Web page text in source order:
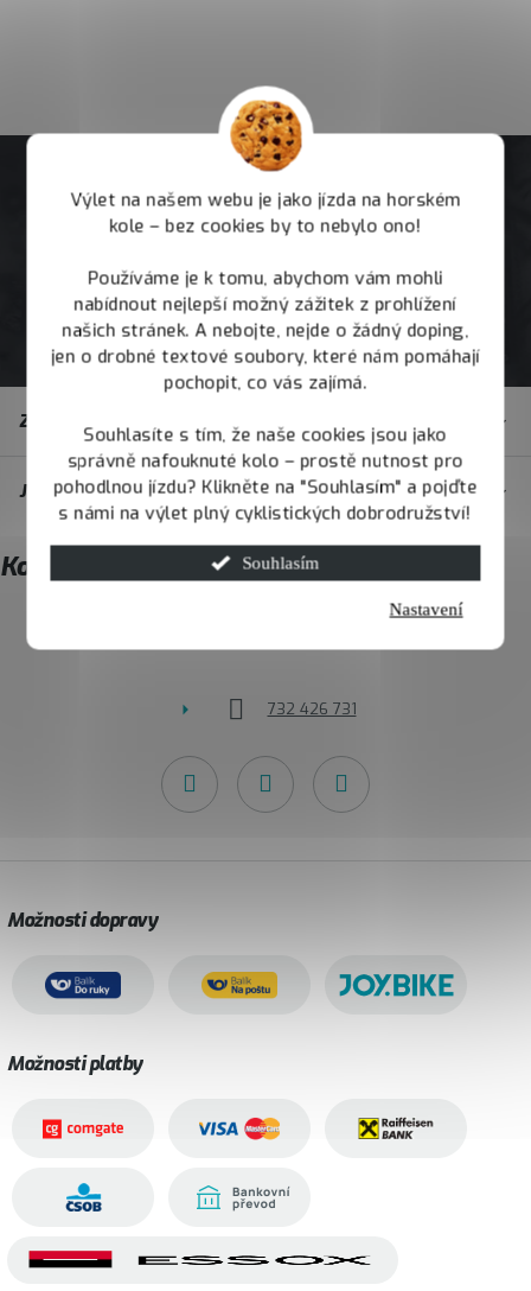
Výlet na našem webu je jako jízda na horském
kole – bez cookies by to nebylo ono!
Používáme je k tomu, abychom vám mohli
nabídnout nejlepší možný zážitek z prohlížení
našich stránek. A nebojte, nejde o žádný doping,
jen o drobné textové soubory, které nám pomáhají
pochopit, co vás zajímá.
Souhlasíte s tím, že naše cookies jsou jako
správně nafouknuté kolo – prostě nutnost pro
pohodlnou jízdu? Klikněte na "Souhlasím" a pojďte
s námi na výlet plný cyklistických dobrodružství!
Souhlasím
Nastavení
t
í
Zákaznický servis
JOY.BIKE
Kontakt
732 426 731
Možnosti dopravy
Možnosti platby